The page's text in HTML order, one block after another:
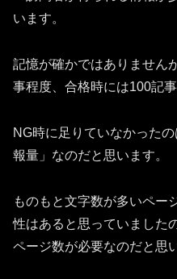
います。
記憶が確かではありません
事程度、合格時には100記
NG時に足りていなかった
報量」なのだと思います。
ものもと文字数が多いペー
性はあると思っていました
ページ数が必要なのだと思